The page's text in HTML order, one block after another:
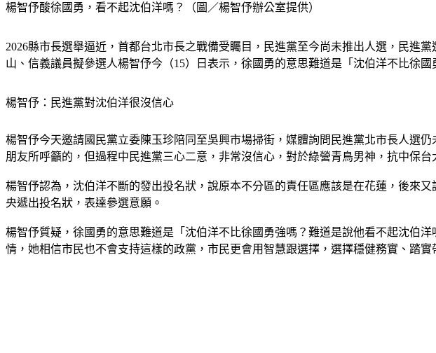
楊智伃酸徐國勇，看不起沈伯洋嗎？（圖／楊智伃辦公室提供）
2026縣市長選舉逼近，首都台北市長之戰備受矚目，民進黨至今尚未推出人選，民進
山、信義議員擬參選人楊智伃今（15）日表示，徐國勇的意思難道是「沈伯洋不比徐
楊智伃：民進黨對沈伯洋很沒信心
楊智伃今天邀請國民黨立委陳玉珍陪同至吳興市場掃街，媒體詢問民進黨北市長人選
朋友所呼籲的，但過程中民進黨三心二意，非常沒信心，對於綠營青鳥男神，抗中保台
楊智伃認為，沈伯洋不斷的發出投名狀，說原本不分區的責任區應該是在花蓮，後來
央遞出投名狀，表達參選意願。
楊智伃質疑，徐國勇的意思難道是「沈伯洋不比徐國勇強嗎？難道是說他看不起沈伯
情，她相信市民也不會支持這樣的政黨，市民更會用智慧跟選擇，選擇穩健務實、踏實